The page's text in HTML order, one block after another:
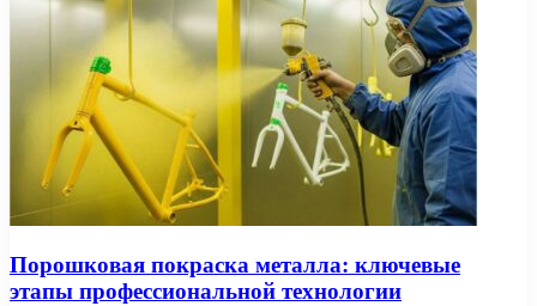
Порошковая покраска металла: ключевые
этапы профессиональной технологии